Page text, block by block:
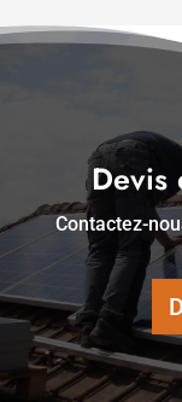
Devis
Contactez-